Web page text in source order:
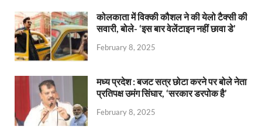
कोलकाता में विक्की कौशल ने की येलो टैक्सी की
सवारी, बोले- ‘इस बार वेलेंटाइन नहीं छावा डे’
February 8, 2025
मध्य प्रदेश : बजट सत्र छोटा करने पर बोले नेता
प्रतिपक्ष उमंग सिंघार, ‘सरकार डरपोक है’
February 8, 2025